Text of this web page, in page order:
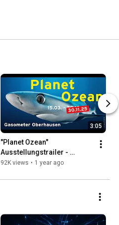
3:05
"Planet Ozean"
Ausstellungstrailer -
Verlängerung bis
92K views • 1 year ago